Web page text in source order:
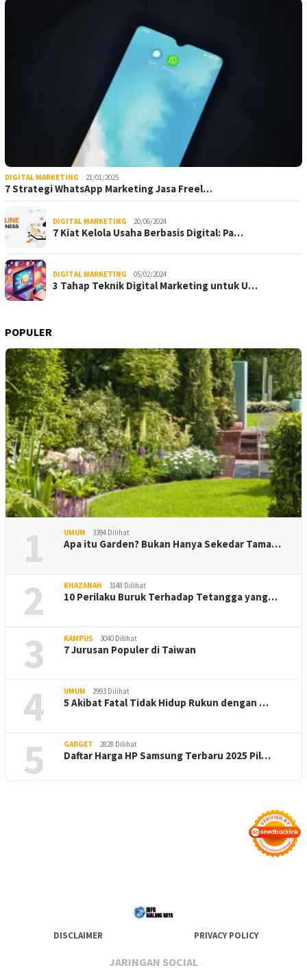
DIGITAL MARKETING 21/01/2025
7 Strategi WhatsApp Marketing Jasa Freel…
DIGITAL MARKETING 20/06/2024
7 Kiat Kelola Usaha Berbasis Digital: Pa…
DIGITAL MARKETING 05/02/2024
3 Tahap Teknik Digital Marketing untuk U…
POPULER
1 UMUM 3394 Dilihat
Apa itu Garden? Bukan Hanya Sekedar Tama…
2 KHAZANAH 3148 Dilihat
10 Perilaku Buruk Terhadap Tetangga yang…
3 KAMPUS 3040 Dilihat
7 Jurusan Populer di Taiwan
4 UMUM 2993 Dilihat
5 Akibat Fatal Tidak Hidup Rukun dengan …
5 GADGET 2828 Dilihat
Daftar Harga HP Samsung Terbaru 2025 Pil…
DISCLAIMER PRIVACY POLICY
JARINGAN SOCIAL